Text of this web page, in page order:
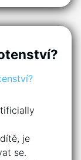
je
se.